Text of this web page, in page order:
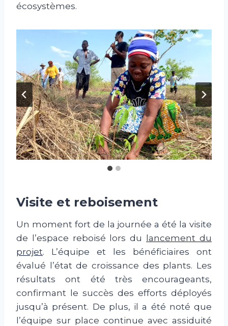
écosystèmes.
Visite et reboisement
Un moment fort de la journée a été la visite
de l’espace reboisé lors du lancement du
projet. L’équipe et les bénéficiaires ont
évalué l’état de croissance des plants. Les
résultats ont été très encourageants,
confirmant le succès des efforts déployés
jusqu’à présent. De plus, il a été noté que
l’équipe sur place continue avec assiduité